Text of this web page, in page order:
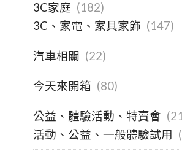
3C家庭 (182)
3C、家電、家具家飾 (147)
汽車相關 (22)
今天來開箱 (80)
公益、體驗活動、特賣會
活動、公益、一般體驗試用